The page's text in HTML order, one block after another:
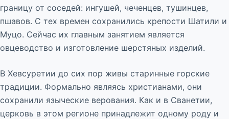
границу от соседей: ингушей, чеченцев, тушинцев,
пшавов. С тех времен сохранились крепости Шатили и
Муцо. Сейчас их главным занятием является
овцеводство и изготовление шерстяных изделий.
В Хевсуретии до сих пор живы старинные горские
традиции. Формально являясь христианами, они
сохранили языческие верования. Как и в Сванетии,
церковь в этом регионе принадлежит одному роду и